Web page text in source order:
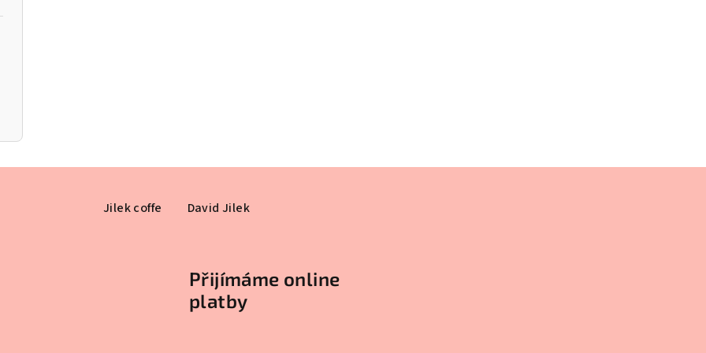
Jilek coffe David Jilek
Přijímáme online
platby